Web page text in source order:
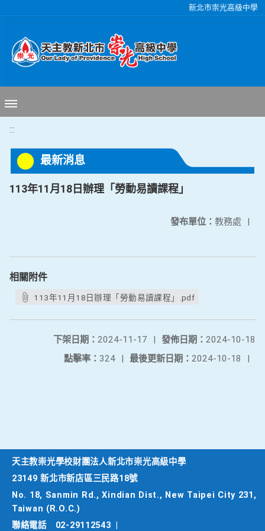
新北市崇光高級中學
:::
最新消息
113年11月18日辦理「勞動易讀課程」
發布單位： 教務處 |
相關附件
113年11月18日辦理「勞動易讀課程」.pdf
發佈日期： 2024-10-18
下架日期： 2024-11-17
|
最後更新日期： 2024-10-18 |
點擊率： 324 |
天主教崇光學校財團法人新北市崇光高級中學
23149 新北市新店區三民路18號
No. 18, Sanmin Rd., Xindian Dist., New Taipei City 231,
Taiwan (R.O.C.)
聯絡電話
02-29112543